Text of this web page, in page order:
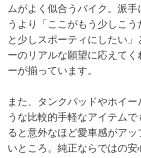
ムがよく似合うバイク。派
うより「ここがもう少しこ
と少しスポーティにしたい
ーのリアルな願望に応えてく
ーが揃っています。
また、タンクパッドやホイー
うな比較的手軽なアイテム
ると意外なほど愛車感がアッ
いところ。純正ならではの安